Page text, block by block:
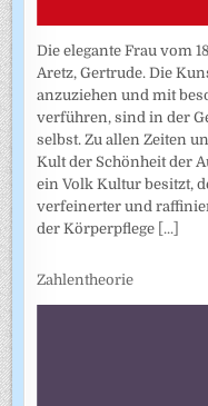
Die elegante Frau vom
Aretz, Gertrude. Die
anzuziehen und mit
verführen, sind in der
selbst. Zu allen Zeiten
Kult der Schönheit der
ein Volk Kultur besitzt,
verfeinerter und
der Körperpflege [...]
Zahlentheorie